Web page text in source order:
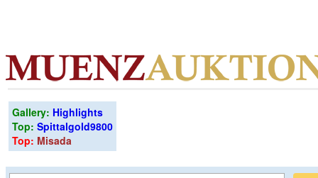
Gallery: Highlights
Top: Spittalgold9800
Top: Misada